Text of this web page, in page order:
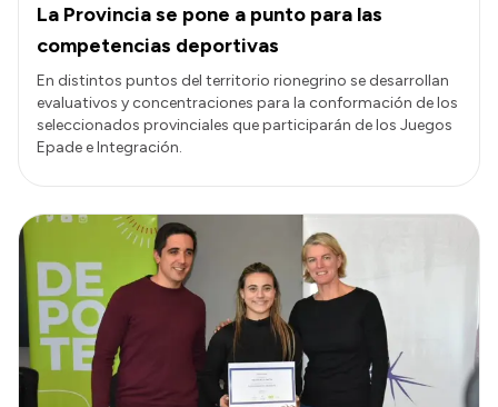
Consulta de pago a proveedores
Convocatorias
Intranet
Login
La Provincia se pone a punto para las
competencias deportivas
En distintos puntos del territorio rionegrino se desarrollan
evaluativos y concentraciones para la conformación de los
seleccionados provinciales que participarán de los Juegos
Epade e Integración.